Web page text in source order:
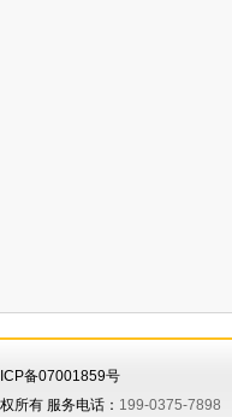
ICP备07001859号
所有 服务电话： 199-0375-7898